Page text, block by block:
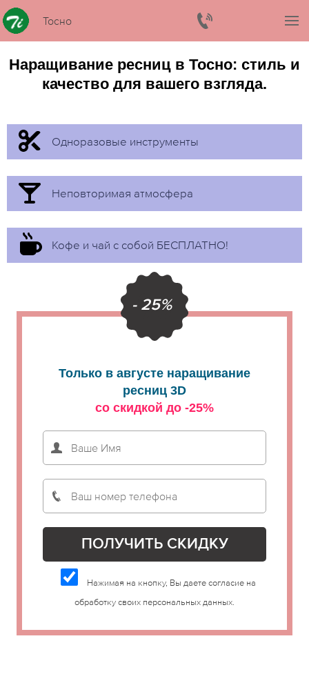
Тосно
Наращивание ресниц в Тосно: стиль и
качество для вашего взгляда.
Одноразовые инструменты
Неповторимая атмосфера
Кофе и чай с собой БЕСПЛАТНО!
- 25%
Только в августе наращивание
ресниц 3D
со скидкой до -25%
Нажимая на кнопку, Вы даете согласие на
обработку своих персональных данных.